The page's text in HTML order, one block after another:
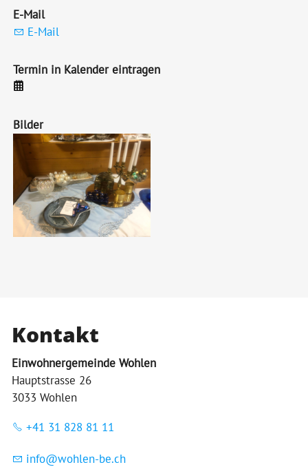
E-Mail
E-Mail
Termin in Kalender eintragen
Bilder
Kontakt
Einwohnergemeinde Wohlen
Hauptstrasse 26
3033 Wohlen
+41 31 828 81 11
nf w hl n-b ch